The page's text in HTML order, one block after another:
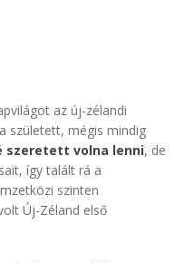
az új-zélandi
született, mégis mindig
szeretett volna lenni, de
így talált rá a
szinten
Új-Zéland első